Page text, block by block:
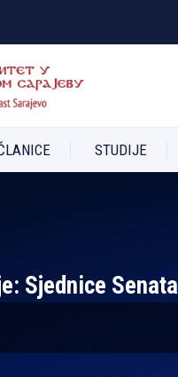
STUDIJE
Sjednice Senata